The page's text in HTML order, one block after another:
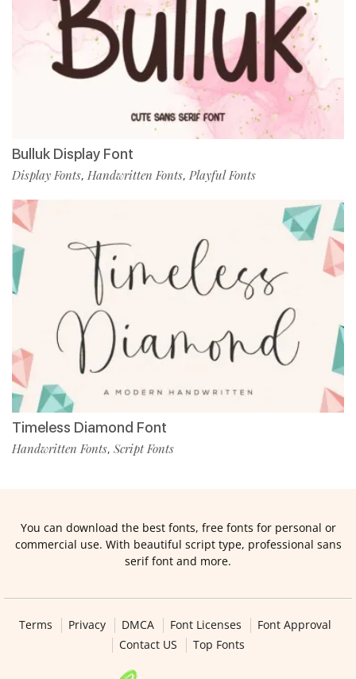
Bulluk Display Font
Display Fonts, Handwritten Fonts, Playful Fonts
Timeless Diamond Font
Handwritten Fonts, Script Fonts
You can download the best fonts, free fonts for personal or
commercial use. With beautiful script type, professional sans
serif font and more.
Terms Privacy DMCA Font Licenses
Font Approval
Contact US
Top Fonts